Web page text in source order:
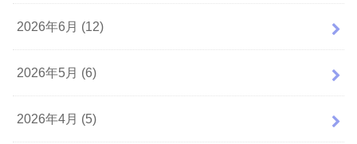
2026年6月 (12)
2026年5月 (6)
2026年4月 (5)